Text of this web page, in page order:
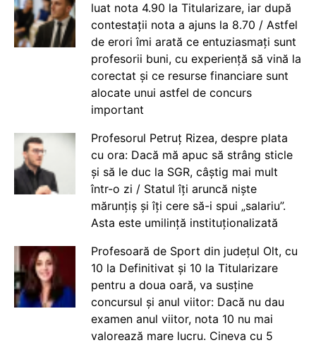
luat nota 4.90 la Titularizare, iar după
contestații nota a ajuns la 8.70 / Astfel
de erori îmi arată ce entuziasmați sunt
profesorii buni, cu experiență să vină la
corectat și ce resurse financiare sunt
alocate unui astfel de concurs
important
Profesorul Petruț Rizea, despre plata
cu ora: Dacă mă apuc să strâng sticle
și să le duc la SGR, câștig mai mult
într-o zi / Statul îți aruncă niște
mărunțiș și îți cere să-i spui „salariu”.
Asta este umilință instituționalizată
Profesoară de Sport din județul Olt, cu
10 la Definitivat și 10 la Titularizare
pentru a doua oară, va susține
concursul și anul viitor: Dacă nu dau
examen anul viitor, nota 10 nu mai
valorează mare lucru. Cineva cu 5